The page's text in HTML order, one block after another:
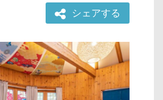
シェアする